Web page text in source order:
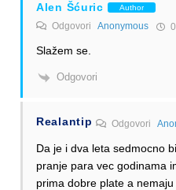
Alen Šćuric Author
Odgovori Anonymous
Slažem se.
Odgovori
Realantip Odgovori
Da je i dva leta sedmocno
pranje para vec godinama
prima dobre plate a